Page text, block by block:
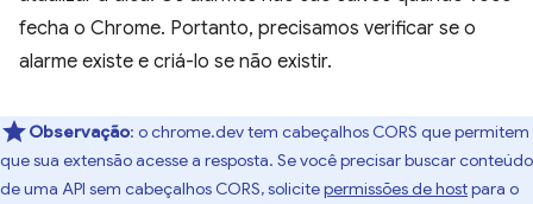
fecha o Chrome. Portanto, precisamos verificar se o
alarme existe e criá-lo se não existir.
Observação: o chrome.dev tem cabeçalhos CORS que permitem
que sua extensão acesse a resposta. Se você precisar buscar conteúdo
de uma API sem cabeçalhos CORS, solicitepermissões de hostpara o